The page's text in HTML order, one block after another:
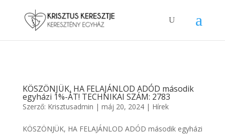
KÖSZÖNJÜK, HA FELAJÁNLOD ADÓD második
egyházi 1%-ÁT! TECHNIKAI SZÁM: 2783
Szerző: Krisztusadmin | máj 20, 2024| Hírek
KÖSZÖNJÜK, HA FELAJÁNLOD ADÓD második egyházi